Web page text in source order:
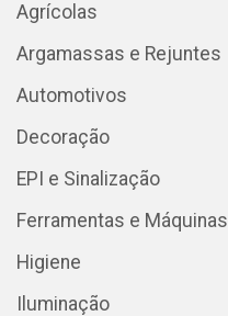
Agrícolas
Argamassas e Rejuntes
Automotivos
Decoração
EPI e Sinalização
Ferramentas e Máquinas
Higiene
Iluminação